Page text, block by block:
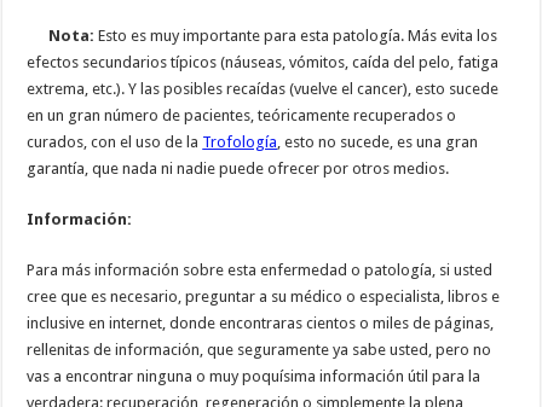
Nota:Esto es muy importante para esta patología. Más evita los
efectos secundarios típicos (náuseas, vómitos, caída del pelo, fatiga
extrema, etc.). Y las posibles recaídas (vuelve el cancer), esto sucede
en un gran número de pacientes, teóricamente recuperados o
curados, con el uso de la Trofología, esto no sucede, es una gran
garantía, que nada ni nadie puede ofrecer por otros medios.
Información:
Para más información sobre esta enfermedad o patología, si usted
cree que es necesario, preguntar a su médico o especialista, libros e
inclusive en internet, donde encontraras cientos o miles de páginas,
rellenitas de información, que seguramente ya sabe usted, pero no
vas a encontrar ninguna o muy poquísima información útil para la
verdadera: recuperación, regeneración o simplemente la plena